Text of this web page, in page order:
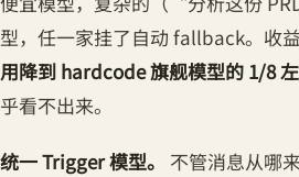
型，任一家挂了自动 fallback。收益
用降到 hardcode 旗舰模型的 1/8 左
乎看不出来。
统一 Trigger 模型。 不管消息从哪